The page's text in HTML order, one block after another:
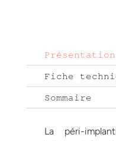
Présentation
Fiche
Sommaire
La péri-